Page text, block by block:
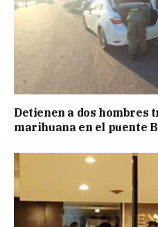
Detienen a dos hombres
marihuana en el puente